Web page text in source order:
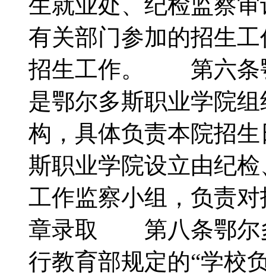
生就业处、纪检监察
有关部门参加的招生
招生工作。 第六条
是鄂尔多斯职业学院
构，具体负责本院招
斯职业学院设立由纪
工作监察小组，负责
章录取 第八条鄂尔
行教育部规定的“学校